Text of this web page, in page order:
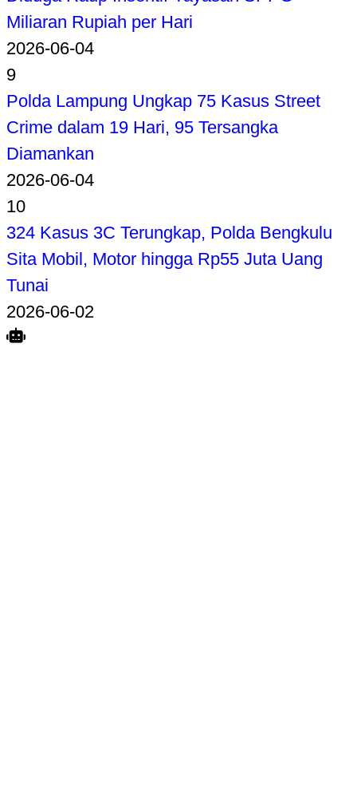
Miliaran Rupiah per Hari
2026-06-04
9
Polda Lampung Ungkap 75 Kasus Street
Crime dalam 19 Hari, 95 Tersangka
Diamankan
2026-06-04
10
324 Kasus 3C Terungkap, Polda Bengkulu
Sita Mobil, Motor hingga Rp55 Juta Uang
Tunai
2026-06-02